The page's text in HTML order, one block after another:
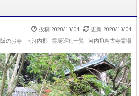
投稿 2020/10/04
更新 2020/10/04
のお寺 - 南河内郡 - 霊場巡礼一覧 - 河内飛鳥古寺霊場